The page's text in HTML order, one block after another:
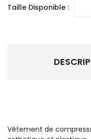
Taille Disponible :
Vêtement de